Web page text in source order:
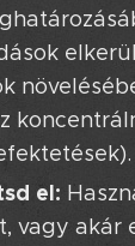
el:
vagy akár